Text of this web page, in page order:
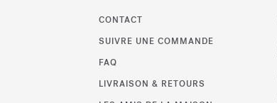
CONTACT
SUIVRE UNE COMMANDE
FAQ
LIVRAISON & RETOURS